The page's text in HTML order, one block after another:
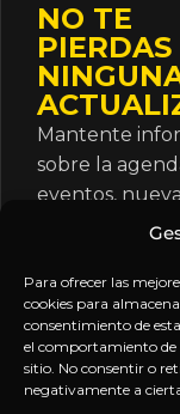
Para ofrecer las
cookies para
consentimiento de
el comportamiento de
sitio. No consentir o
negativamente a
NO TE
PIERDAS
Mantente
sobre la
eventos,
publicaciones
suscripción.